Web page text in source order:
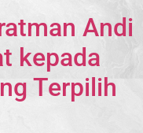
Andi
kepada
Terpilih